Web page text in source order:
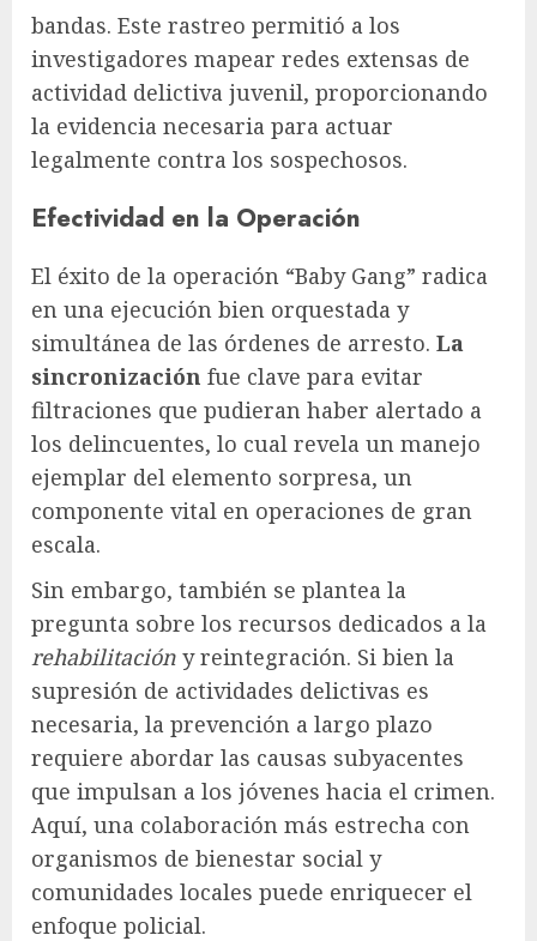
bandas. Este rastreo permitió a los
investigadores mapear redes extensas de
actividad delictiva juvenil, proporcionando
la evidencia necesaria para actuar
legalmente contra los sospechosos.
Efectividad en la Operación
El éxito de la operación “Baby Gang” radica
en una ejecución bien orquestada y
simultánea de las órdenes de arresto. La
sincronización fue clave para evitar
filtraciones que pudieran haber alertado a
los delincuentes, lo cual revela un manejo
ejemplar del elemento sorpresa, un
componente vital en operaciones de gran
escala.
Sin embargo, también se plantea la
pregunta sobre los recursos dedicados a la
rehabilitación y reintegración. Si bien la
supresión de actividades delictivas es
necesaria, la prevención a largo plazo
requiere abordar las causas subyacentes
que impulsan a los jóvenes hacia el crimen.
Aquí, una colaboración más estrecha con
organismos de bienestar social y
comunidades locales puede enriquecer el
enfoque policial.